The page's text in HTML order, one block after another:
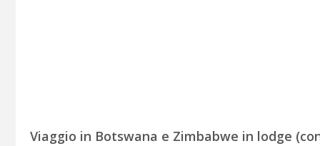
Viaggio in Botswana e Zimbabwe in lodge